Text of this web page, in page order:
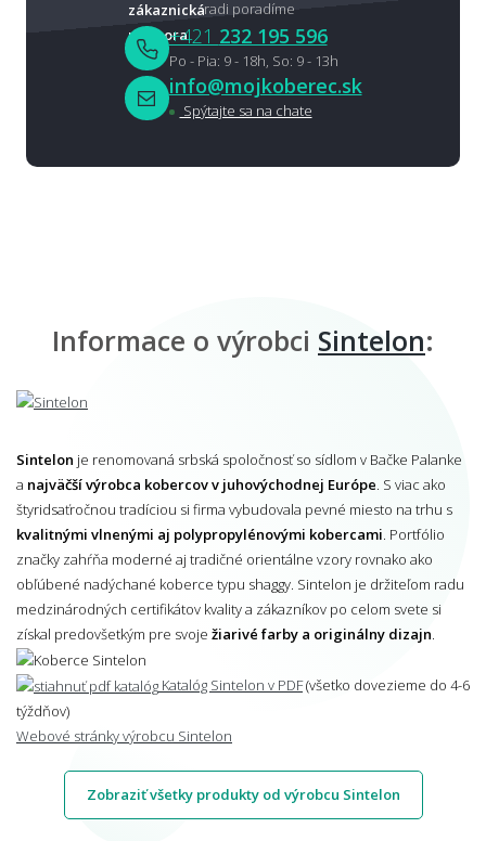
radi poradíme
+421 232 195 596
Po - Pia: 9 - 18h, So: 9 - 13h
info@mojkoberec.sk
Spýtajte sa na chate
Informace o výrobci Sintelon:
Sintelon je renomovaná srbská spoločnosť so sídlom v Bačke Palanke
a najväčší výrobca kobercov v juhovýchodnej Európe. S viac ako
štyridsaťročnou tradíciou si firma vybudovala pevné miesto na trhu s
kvalitnými vlnenými aj polypropylénovými kobercami. Portfólio
značky zahŕňa moderné aj tradičné orientálne vzory rovnako ako
obľúbené nadýchané koberce typu shaggy. Sintelon je držiteľom radu
medzinárodných certifikátov kvality a zákazníkov po celom svete si
získal predovšetkým pre svoje žiarivé farby a originálny dizajn.
Katalóg Sintelon v PDF(všetko dovezieme do 4-6
týždňov)
Webové stránky výrobcu Sintelon
Zobraziť všetky produkty od výrobcu Sintelon